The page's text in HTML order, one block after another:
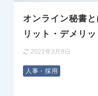
オンライン秘書
リット・デメリ
2021年3月9日
人事・採用